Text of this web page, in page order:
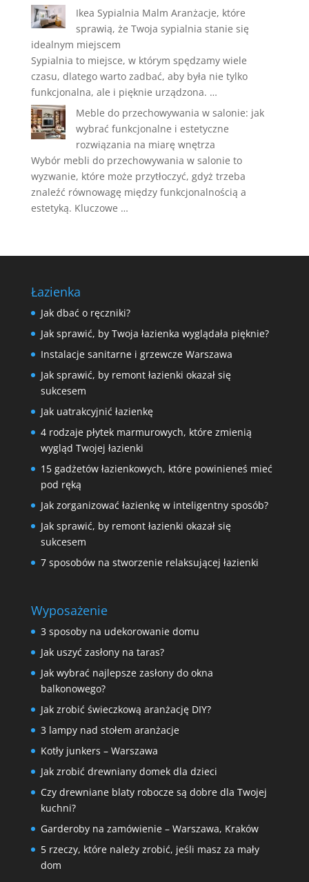
Ikea Sypialnia Malm Aranżacje, które
sprawią, że Twoja sypialnia stanie się
idealnym miejscem
Sypialnia to miejsce, w którym spędzamy wiele
czasu, dlatego warto zadbać, aby była nie tylko
funkcjonalna, ale i pięknie urządzona. …
Meble do przechowywania w salonie: jak
wybrać funkcjonalne i estetyczne
rozwiązania na miarę wnętrza
Wybór mebli do przechowywania w salonie to
wyzwanie, które może przytłoczyć, gdyż trzeba
znaleźć równowagę między funkcjonalnością a
estetyką. Kluczowe …
Łazienka
Jak dbać o ręczniki?
Jak sprawić, by Twoja łazienka wyglądała pięknie?
Instalacje sanitarne i grzewcze Warszawa
Jak sprawić, by remont łazienki okazał się
sukcesem
Jak uatrakcyjnić łazienkę
4 rodzaje płytek marmurowych, które zmienią
wygląd Twojej łazienki
15 gadżetów łazienkowych, które powinieneś mieć
pod ręką
Jak zorganizować łazienkę w inteligentny sposób?
Jak sprawić, by remont łazienki okazał się
sukcesem
7 sposobów na stworzenie relaksującej łazienki
Wyposażenie
3 sposoby na udekorowanie domu
Jak uszyć zasłony na taras?
Jak wybrać najlepsze zasłony do okna
balkonowego?
Jak zrobić świeczkową aranżację DIY?
3 lampy nad stołem aranżacje
Kotły junkers – Warszawa
Jak zrobić drewniany domek dla dzieci
Czy drewniane blaty robocze są dobre dla Twojej
kuchni?
Garderoby na zamówienie – Warszawa, Kraków
5 rzeczy, które należy zrobić, jeśli masz za mały
dom